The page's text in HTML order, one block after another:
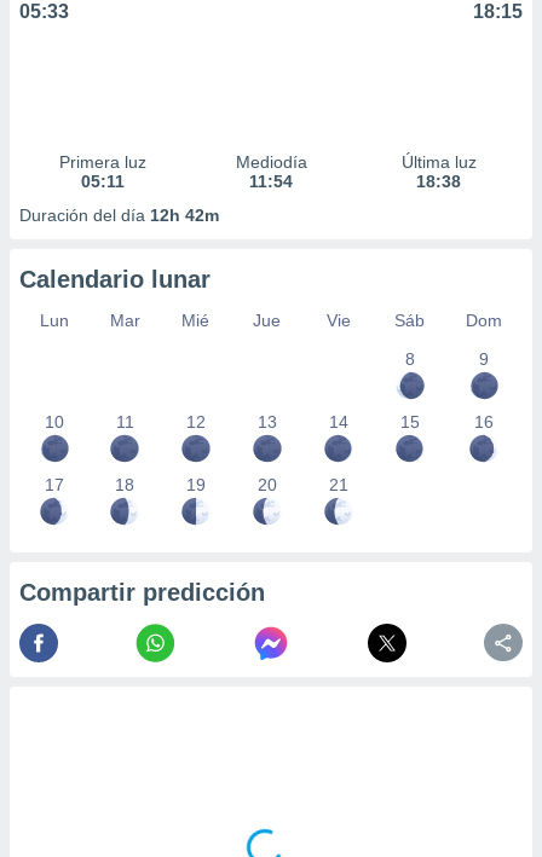
05:33 18:15
Primera luz
05:11
Mediodía
11:54
Última luz
18:38
Duración del día 12h 42m
Calendario lunar
Lun Mar Mié Jue Vie Sáb
Dom
8
9
10 11 12 13 14 15 16
17 18 19 20 21
Compartir predicción